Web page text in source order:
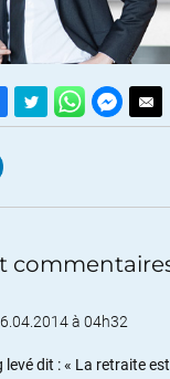
à 04h32
levé dit : « La retraite